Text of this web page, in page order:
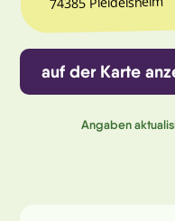
Kontakt
auf der Karte
Angaben